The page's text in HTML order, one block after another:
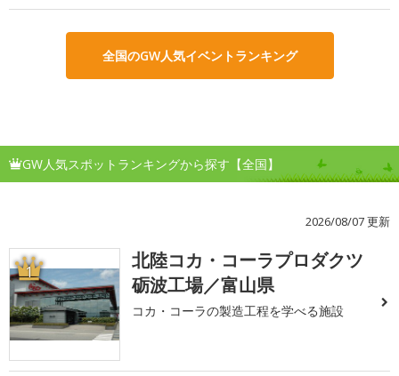
全国のGW人気イベントランキング
GW人気スポットランキングから探す【全国】
2026/08/07 更新
1
北陸コカ・コーラプロダクツ
砺波工場／富山県
コカ・コーラの製造工程を学べる施設